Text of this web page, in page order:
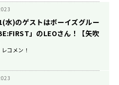
水)のゲストはボーイズグルー
」のLEOさん！【矢吹
レコメン！】
レコメン！